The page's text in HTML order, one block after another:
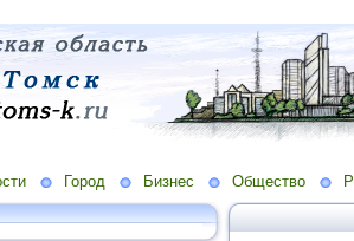
Город Бизнес Общество